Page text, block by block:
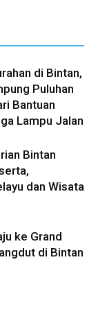
di Bintan,
Puluhan
Bantuan
Lampu Jalan
Bintan
dan Wisata
ke Grand
di Bintan